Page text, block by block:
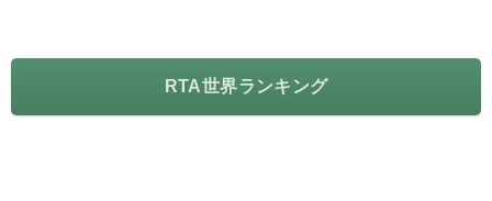
RTA世界ランキング